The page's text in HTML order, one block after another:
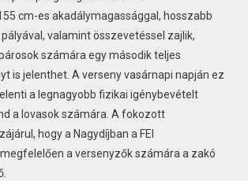
cm-es akadálymagassággal, hosszabb
valamint összevetéssel zajlik,
számára egy második teljes
is jelenthet. A verseny vasárnapi napján ez
a legnagyobb fizikai igénybevételt
a lovasok számára. A fokozott
hogy a Nagydíjban a FEI
a versenyzők számára a zakó